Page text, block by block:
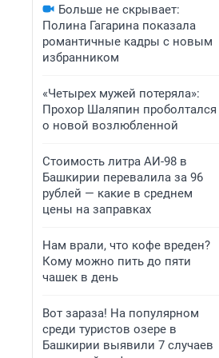
Больше не скрывает:
Полина Гагарина показала
романтичные кадры с новым
избранником
«Четырех мужей потеряла»:
Прохор Шаляпин проболтался
о новой возлюбленной
Стоимость литра АИ-98 в
Башкирии перевалила за 96
рублей — какие в среднем
цены на заправках
Нам врали, что кофе вреден?
Кому можно пить до пяти
чашек в день
Вот зараза! На популярном
среди туристов озере в
Башкирии выявили 7 случаев